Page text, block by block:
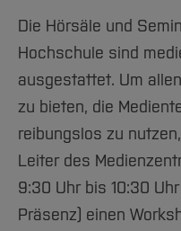
Die Hörsäle und
Hochschule sind
ausgestattet. Um
zu bieten, die
reibungslos zu
Leiter des
9:30 Uhr bis 10:30
Präsenz) einen